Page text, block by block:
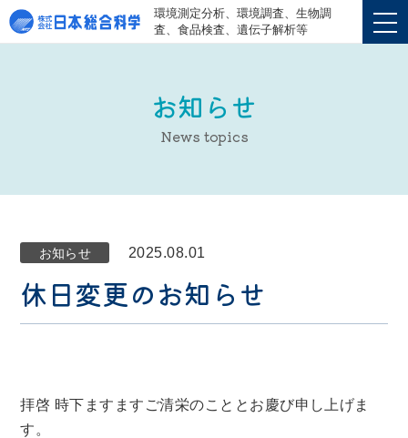
環境測定分析、環境調査、生物調
査、食品検査、遺伝子解析等
お知らせ
News topics
お知らせ 2025.08.01
休日変更のお知らせ
拝啓 時下ますますご清栄のこととお慶び申し上げま
す。